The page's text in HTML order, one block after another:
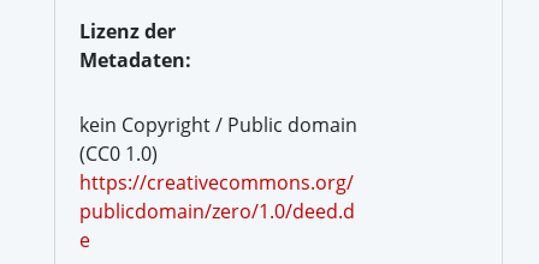
Lizenz der
Metadaten:
kein Copyright / Public domain
(CC0 1.0)
https://creativecommons.org/
publicdomain/zero/1.0/deed.d
e